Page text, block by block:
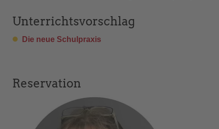
Unterrichtsvorschlag
Die neue Schulpraxis
Reservation